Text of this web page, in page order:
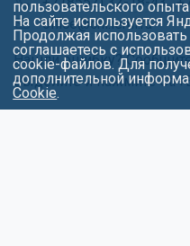
office@chl.ieml.ru
Нашли ошибку?
Выделите и нажмите
пользовательского
На сайте используется
Продолжая
соглашаетесь с
cookie-файлов. Для
дополнительной
Cookie.